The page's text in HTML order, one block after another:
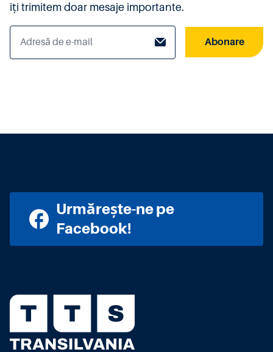
iți trimitem doar mesaje importante.
Abonare
Urmărește-ne pe
Facebook!